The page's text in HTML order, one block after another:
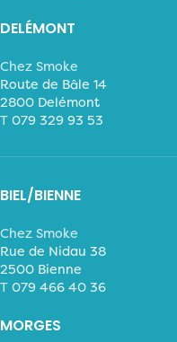
DELÉMONT
Chez Smoke
Route de Bâle 14
2800 Delémont
T 079 329 93 53
BIEL/BIENNE
Chez Smoke
Rue de Nidau 38
2500 Bienne
T 079 466 40 36
MORGES